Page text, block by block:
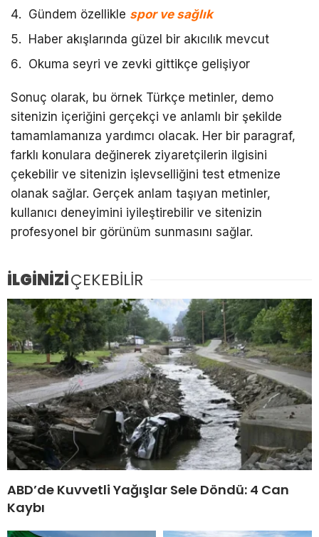
Gündem özellikle spor ve sağlık
Haber akışlarında güzel bir akıcılık mevcut
Okuma seyri ve zevki gittikçe gelişiyor
Sonuç olarak, bu örnek Türkçe metinler, demo
sitenizin içeriğini gerçekçi ve anlamlı bir şekilde
tamamlamanıza yardımcı olacak. Her bir paragraf,
farklı konulara değinerek ziyaretçilerin ilgisini
çekebilir ve sitenizin işlevselliğini test etmenize
olanak sağlar. Gerçek anlam taşıyan metinler,
kullanıcı deneyimini iyileştirebilir ve sitenizin
profesyonel bir görünüm sunmasını sağlar.
İLGİNİZİÇEKEBİLİR
ABD’de Kuvvetli Yağışlar Sele Döndü: 4 Can
Kaybı